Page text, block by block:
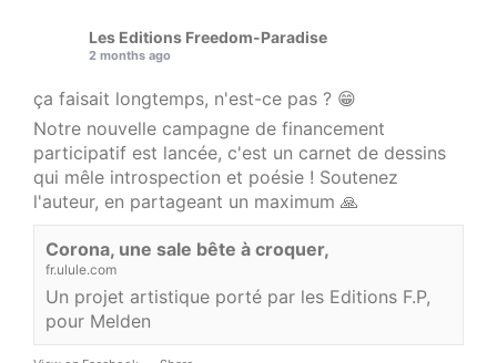
Les Editions Freedom-Paradise
2 months ago
ça faisait longtemps, n'est-ce pas ? 😁
Notre nouvelle campagne de financement
participatif est lancée, c'est un carnet de dessins
qui mêle introspection et poésie ! Soutenez
l'auteur, en partageant un maximum 🙏
Corona, une sale bête à croquer,
fr.ulule.com
Un projet artistique porté par les Editions F.P,
pour Melden